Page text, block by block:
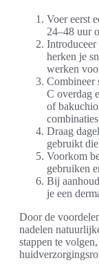
Voer eerst
24–48 uur
herken je
werken
Combineer
C overdag
of
Draag
gebruikt
Voorkom
gebruiken
Bij
je een
Door de
nadelen
stappen te